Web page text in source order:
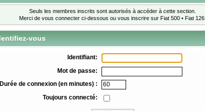
Seuls les membres inscrits sont autorisés à accéder à cette section.
Merci de vous connecter ci-dessous ou vous inscrire sur Fiat 500 • Fiat 126.
vous
Identifiant:
Mot de passe:
Durée de connexion (en minutes) :
Toujours connecté: